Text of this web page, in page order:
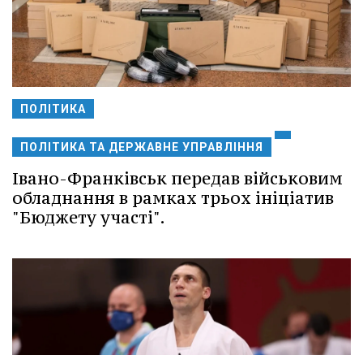
ПОЛІТИКА
ПОЛІТИКА ТА ДЕРЖАВНЕ УПРАВЛІННЯ
Івано-Франківськ передав військовим
обладнання в рамках трьох ініціатив
"Бюджету участі".